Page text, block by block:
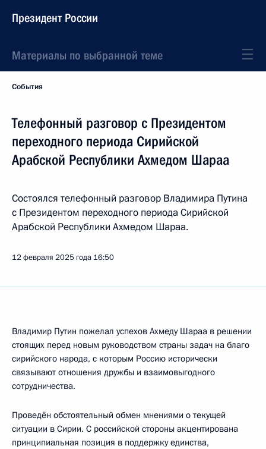
Президент России
Материалы по выбранной теме
События
Телефонный разговор с Президентом
переходного периода Сирийской
Арабской Республики Ахмедом Шараа
Состоялся телефонный разговор Владимира Путина
с Президентом переходного периода Сирийской
Арабской Республики Ахмедом Шараа.
12 февраля 2025 года 16:50
Владимир Путин пожелал успехов Ахмеду Шараа в решении
стоящих перед новым руководством страны задач на благо
сирийского народа, с которым Россию исторически
связывают отношения дружбы и взаимовыгодного
сотрудничества.
Проведён обстоятельный обмен мнениями о текущей
ситуации в Сирии. С российской стороны акцентирована
принципиальная позиция в поддержку единства,